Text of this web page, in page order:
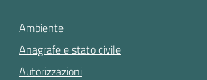
Ambiente
Anagrafe e stato civile
Autorizzazioni